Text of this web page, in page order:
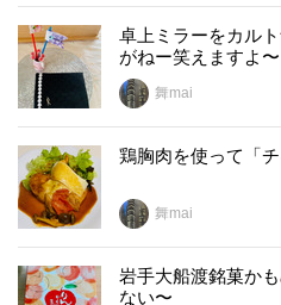
卓上ミラーをカル
がねー笑えますよ〜
舞mai
鶏胸肉を使って「
舞mai
岩手大船渡銘菓か
ない〜